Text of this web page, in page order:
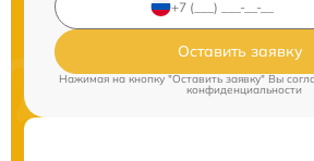
Оставить заявку
Нажимая на кнопку "Оставить заявку" Вы
конфиденциальности